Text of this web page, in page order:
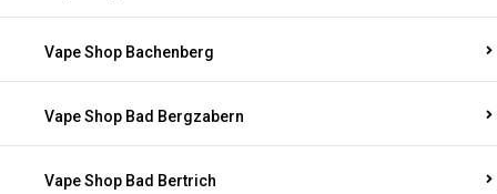
Vape Shop Bachenberg
Vape Shop Bad Bergzabern
Vape Shop Bad Bertrich